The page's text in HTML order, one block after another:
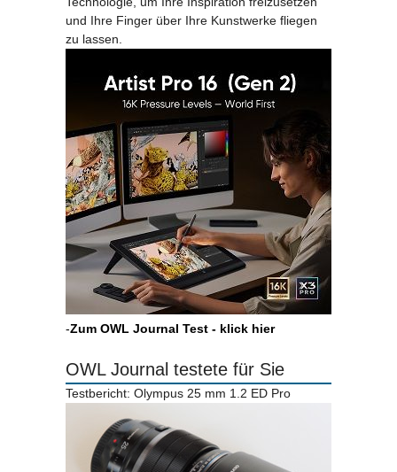
und Ihre Finger über Ihre Kunstwerke fliegen
zu lassen.
-Zum OWL Journal Test - klick hier
OWL Journal testete für Sie
Testbericht: Olympus 25 mm 1.2 ED Pro